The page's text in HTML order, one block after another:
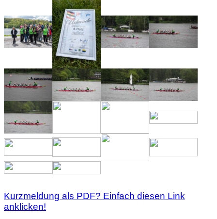
Kurzmeldung als PDF? Einfach diesen Link
anklicken!